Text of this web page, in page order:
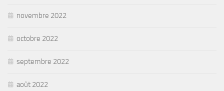
novembre 2022
octobre 2022
septembre 2022
août 2022